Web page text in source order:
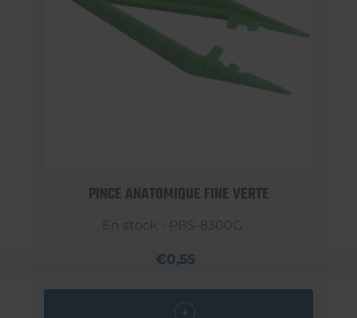
PINCE ANATOMIQUE FINE VERTE
En stock - PBS-8300G
€0,55